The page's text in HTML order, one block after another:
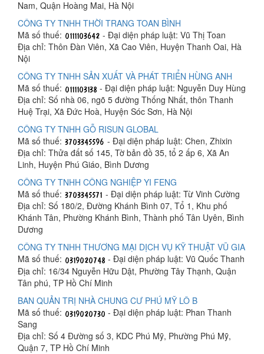
Nam, Quận Hoàng Mai, Hà Nội
CÔNG TY TNHH THỜI TRANG TOAN BÌNH
Mã số thuế:
- Đại diện pháp luật: Vũ Thị Toan
Địa chỉ: Thôn Đàn Viên, Xã Cao Viên, Huyện Thanh Oai, Hà
Nội
CÔNG TY TNHH SẢN XUẤT VÀ PHÁT TRIỂN HÙNG ANH
Mã số thuế:
- Đại diện pháp luật: Nguyễn Duy Hùng
Địa chỉ: Số nhà 06, ngõ 5 đường Thống Nhất, thôn Thanh
Huệ Trại, Xã Đức Hoà, Huyện Sóc Sơn, Hà Nội
CÔNG TY TNHH GỖ RISUN GLOBAL
Mã số thuế:
- Đại diện pháp luật: Chen, Zhixin
Địa chỉ: Thửa đất số 145, Tờ bản đồ 35, tổ 2 ấp 6, Xã An
Linh, Huyện Phú Giáo, Bình Dương
CÔNG TY TNHH CÔNG NGHIỆP YI FENG
Mã số thuế:
- Đại diện pháp luật: Từ Vinh Cường
Địa chỉ: Số 180/2, Đường Khánh Bình 07, Tổ 1, Khu phố
Khánh Tân, Phường Khánh Bình, Thành phố Tân Uyên, Bình
Dương
CÔNG TY TNHH THƯƠNG MẠI DỊCH VỤ KỸ THUẬT VŨ GIA
Mã số thuế:
- Đại diện pháp luật: Vũ Quốc Thanh
Địa chỉ: 16/34 Nguyễn Hữu Dật, Phường Tây Thạnh, Quận
Tân phú, TP Hồ Chí Minh
BAN QUẢN TRỊ NHÀ CHUNG CƯ PHÚ MỸ LÔ B
Mã số thuế:
- Đại diện pháp luật: Phan Thanh
Sang
Địa chỉ: Số 4 Đường số 3, KDC Phú Mỹ, Phường Phú Mỹ,
Quận 7, TP Hồ Chí Minh